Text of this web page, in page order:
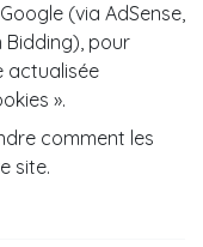
(via AdSense,
Bidding), pour
actualisée
».
comment les
site.